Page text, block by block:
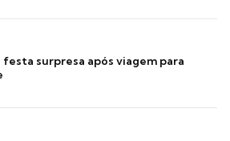
festa surpresa após viagem para